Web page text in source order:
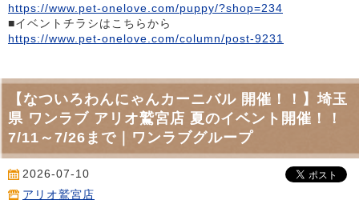
https://www.pet-onelove.com/puppy/?shop=234
■イベントチラシはこちらから
https://www.pet-onelove.com/column/post-9231
【なついろわんにゃんカーニバル 開催！！】埼玉
県 ワンラブ アリオ鷲宮店 夏のイベント開催！！
7/11～7/26まで｜ワンラブグループ
2026-07-10
アリオ鷲宮店